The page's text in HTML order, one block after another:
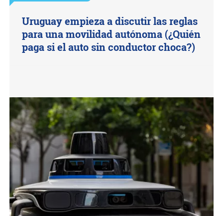
Uruguay empieza a discutir las reglas
para una movilidad autónoma (¿Quién
paga si el auto sin conductor choca?)